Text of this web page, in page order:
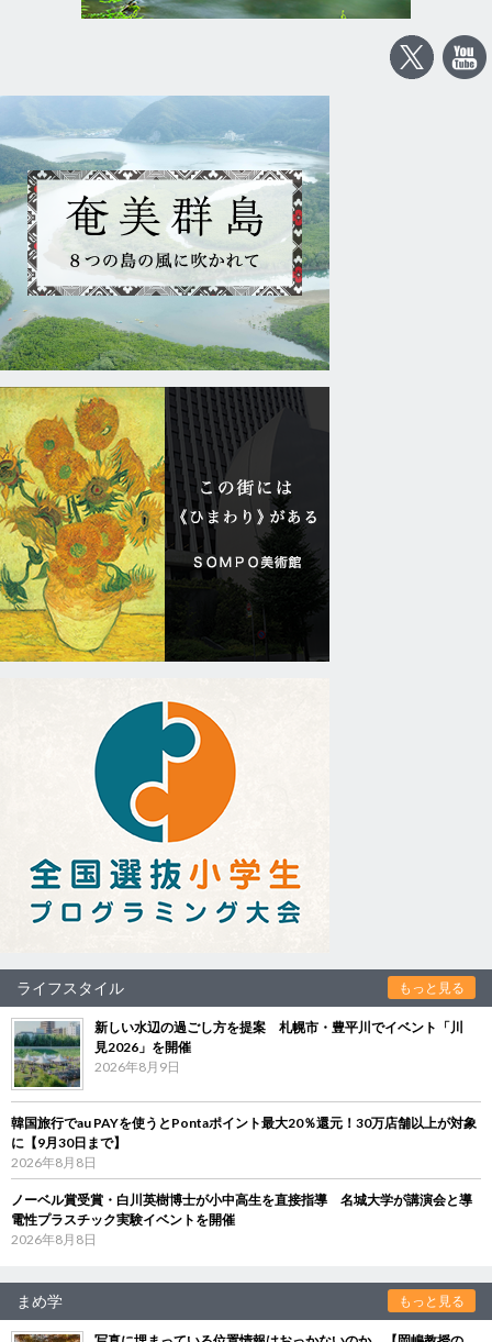
ライフスタイル もっと見る
新しい水辺の過ごし方を提案 札幌市・豊平川でイベント「川
見2026」を開催
2026年8月9日
韓国旅行でau PAYを使うとPontaポイント最大20％還元！30万店舗以上が対象
に【9月30日まで】
2026年8月8日
ノーベル賞受賞・白川英樹博士が小中高生を直接指導 名城大学が講演会と導
電性プラスチック実験イベントを開催
2026年8月8日
まめ学 もっと見る